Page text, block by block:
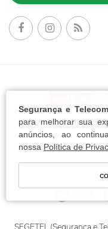
Segurança e Telecom
para melhorar sua
anúncios, ao
nossa Política de